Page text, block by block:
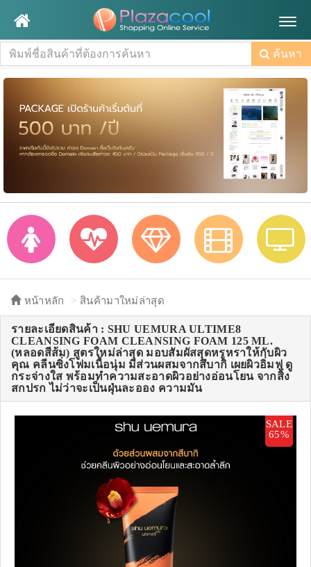
ค้นหา
หน้าหลัก สินค้ามาใหม่ล่าสุด
รายละเอียดสินค้า : SHU UEMURA ULTIME8
CLEANSING FOAM CLEANSING FOAM 125 ML.
(หลอดสีส้ม) สูตรใหม่ล่าสุด มอบสัมผัสสุดหรูหราให้กับผิว
คุณ คลีนซิ่งโฟมเนื้อนุ่ม มีส่วนผสมจากสึบากิ เผยผิวอิ่มฟู ดู
กระจ่างใส พร้อมทำความสะอาดผิวอย่างอ่อนโยน จากสิ่ง
สกปรก ไม่ว่าจะเป็นฝุ่นละออง ความมัน
SALE
65%